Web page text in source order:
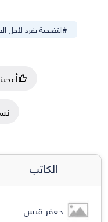
#التضحية بفرد لأجل
الكاتب
جعفر قيس